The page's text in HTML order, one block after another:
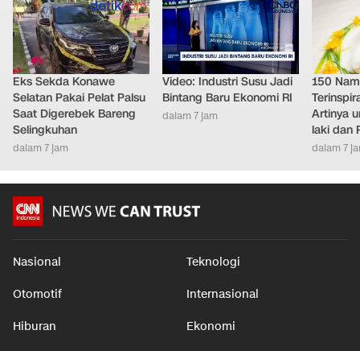
Eks Sekda Konawe
Selatan Pakai Pelat Palsu
Saat Digerebek Bareng
Selingkuhan
dalam 7 jam
Video: Industri Susu Jadi
Bintang Baru Ekonomi RI
dalam 7 jam
150
Artinya
laki dan
dalam 7
Nasional Teknologi
Otomotif Internasional
Hiburan Ekonomi